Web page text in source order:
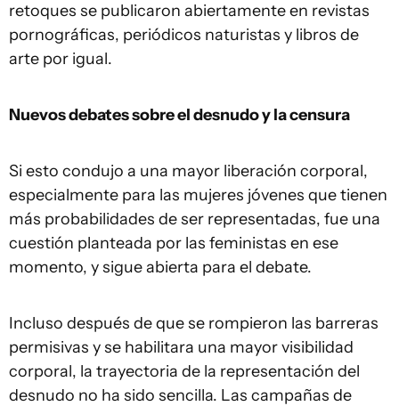
retoques se publicaron abiertamente en revistas
pornográficas, periódicos naturistas y libros de
arte por igual.
Nuevosdebatessobre el desnudo y la censura
Si esto condujo a una mayor liberación corporal,
especialmente para las mujeres jóvenes que tienen
más probabilidades de ser representadas, fue una
cuestión planteada por las feministas en ese
momento, y sigue abierta para el debate.
Incluso después de que se rompieron las barreras
permisivas y se habilitara una mayor visibilidad
corporal, la trayectoria de la representación del
desnudo no ha sido sencilla. Las campañas de